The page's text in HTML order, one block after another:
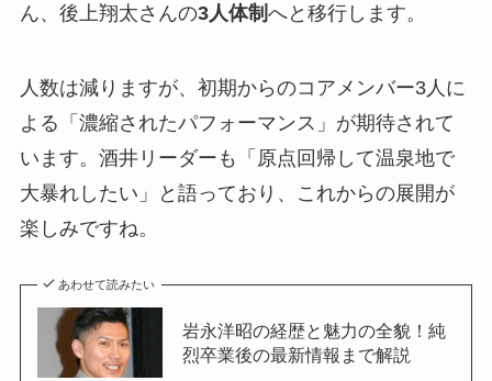
ん、後上翔太さんの3人体制 へと移行します。
人数は減りますが、初期からのコアメンバー3人に
よる「濃縮されたパフォーマンス」が期待されて
います。酒井リーダーも「原点回帰して温泉地で
大暴れしたい」と語っており、これからの展開が
楽しみですね。
あわせて読みたい
岩永洋昭の経歴と魅力の全貌！純
烈卒業後の最新情報まで解説